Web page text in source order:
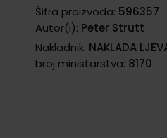
Šifra proizvoda: 596357
Autor(i): Peter Strutt
Nakladnik: NAKLADA
broj ministarstva: 8170